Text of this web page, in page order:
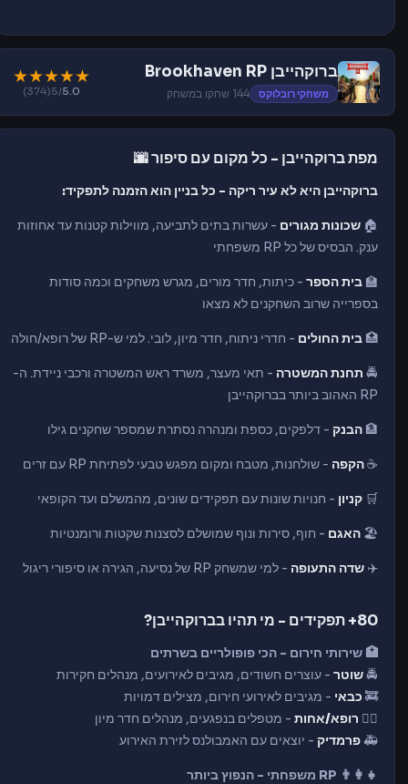
ברוקהייבן Brookhaven RP
משחקי רובלוקס 144 שחקו במשחק
★
★
★
★
★
5.0
/5
(374)
מפת ברוקהייבן - כל מקום עם סיפור 🌆
ברוקהייבן היא לא עיר ריקה - כל בניין הוא הזמנה לתפקיד:
🏠 שכונות מגורים - עשרות בתים לתביעה, מווילות קטנות עד אחוזות
ענק. הבסיס של כל RP משפחתי
🏫 בית הספר - כיתות, חדר מורים, מגרש משחקים וכמה סודות
בספרייה שרוב השחקנים לא מצאו
🏥 בית החולים - חדרי ניתוח, חדר מיון, לובי. למי ש-RP של רופא/חולה
🚔 תחנת המשטרה - תאי מעצר, משרד ראש המשטרה ורכבי ניידת. ה-
RP האהוב ביותר בברוקהייבן
🏦 הבנק - דלפקים, כספת ומנהרה נסתרת שמספר שחקנים גילו
☕הקפה - שולחנות, מטבח ומקום מפגש טבעי לפתיחת RP עם זרים
🛒 קניון - חנויות שונות עם תפקידים שונים, מהמשלם ועד הקופאי
🏖️ האגם - חוף, סירות ונוף שמושלם לסצנות שקטות ורומנטיות
✈️ שדה התעופה - למי שמשחק RP של נסיעה, הגירה או סיפורי ריגול
80+ תפקידים - מי תהיו בברוקהייבן?
🏥 שירותי חירום - הכי פופולריים בשרתים
🚔שוטר - עוצרים חשודים, מגיבים לאירועים, מנהלים חקירות
🚒 כבאי - מגיבים לאירועי חירום, מצילים דמויות
👨‍⚕️ רופא/אחות - מטפלים בנפגעים, מנהלים חדר מיון
🚑פרמדיק - יוצאים עם האמבולנס לזירת האירוע
👨‍👩‍👧 RP משפחתי - הנפוץ ביותר